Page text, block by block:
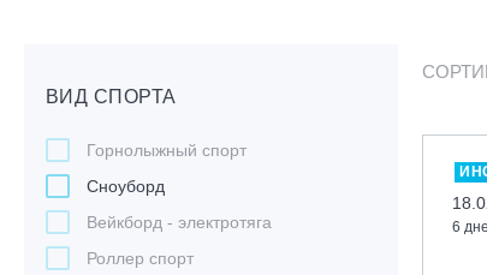
ВИД СПОРТА
Горнолыжный спорт
Сноуборд
Вейкборд - электротяга
Роллер спорт
6